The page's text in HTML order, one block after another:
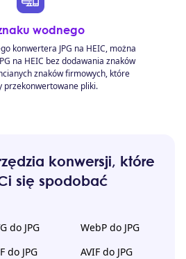
wodnego
konwertera JPG na HEIC, można
na HEIC bez dodawania znaków
znaków firmowych, które
przekonwertowane pliki.
konwersji, które
się spodobać
do JPG
WebP do JPG
do JPG
AVIF do JPG